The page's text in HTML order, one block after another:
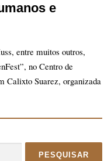
e
entre muitos outros,
no Centro de
Calixto Suarez, organizada